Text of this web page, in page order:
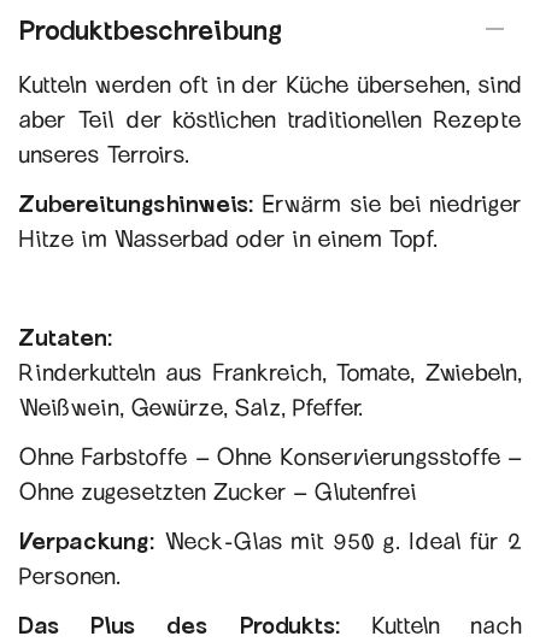
Produktbeschreibung
Kutteln werden oft in der Küche übersehen, sind
aber Teil der köstlichen traditionellen Rezepte
unseres Terroirs.
Zubereitungshinweis: Erwärm sie bei niedriger
Hitze im Wasserbad oder in einem Topf.
Zutaten:
Rinderkutteln aus Frankreich, Tomate, Zwiebeln,
Weißwein, Gewürze, Salz, Pfeffer.
Ohne Farbstoffe – Ohne Konservierungsstoffe –
Ohne zugesetzten Zucker – Glutenfrei
Verpackung: Weck-Glas mit 950 g. Ideal für 2
Personen.
Das Plus des Produkts: Kutteln nach